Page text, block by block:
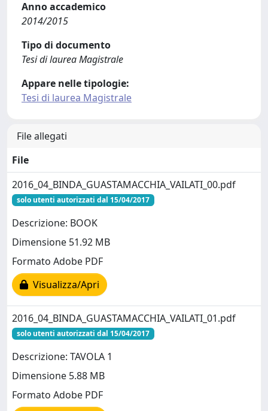
Anno accademico
2014/2015
Tipo di documento
Tesi di laurea Magistrale
Appare nelle tipologie:
Tesi di laurea Magistrale
File allegati
File
2016_04_BINDA_GUASTAMACCHIA_VAILATI_00.pdf
solo utenti autorizzati dal 15/04/2017
Descrizione: BOOK
Dimensione 51.92 MB
Formato Adobe PDF
Visualizza/Apri
2016_04_BINDA_GUASTAMACCHIA_VAILATI_01.pdf
solo utenti autorizzati dal 15/04/2017
Descrizione: TAVOLA 1
Dimensione 5.88 MB
Formato Adobe PDF